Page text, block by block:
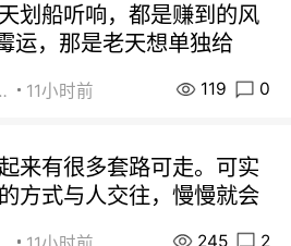
划船听响，都是赚到的风
运，那是老天想单独给
11小时前 119 0
来有很多套路可走。可实
方式与人交往，慢慢就会
245 2